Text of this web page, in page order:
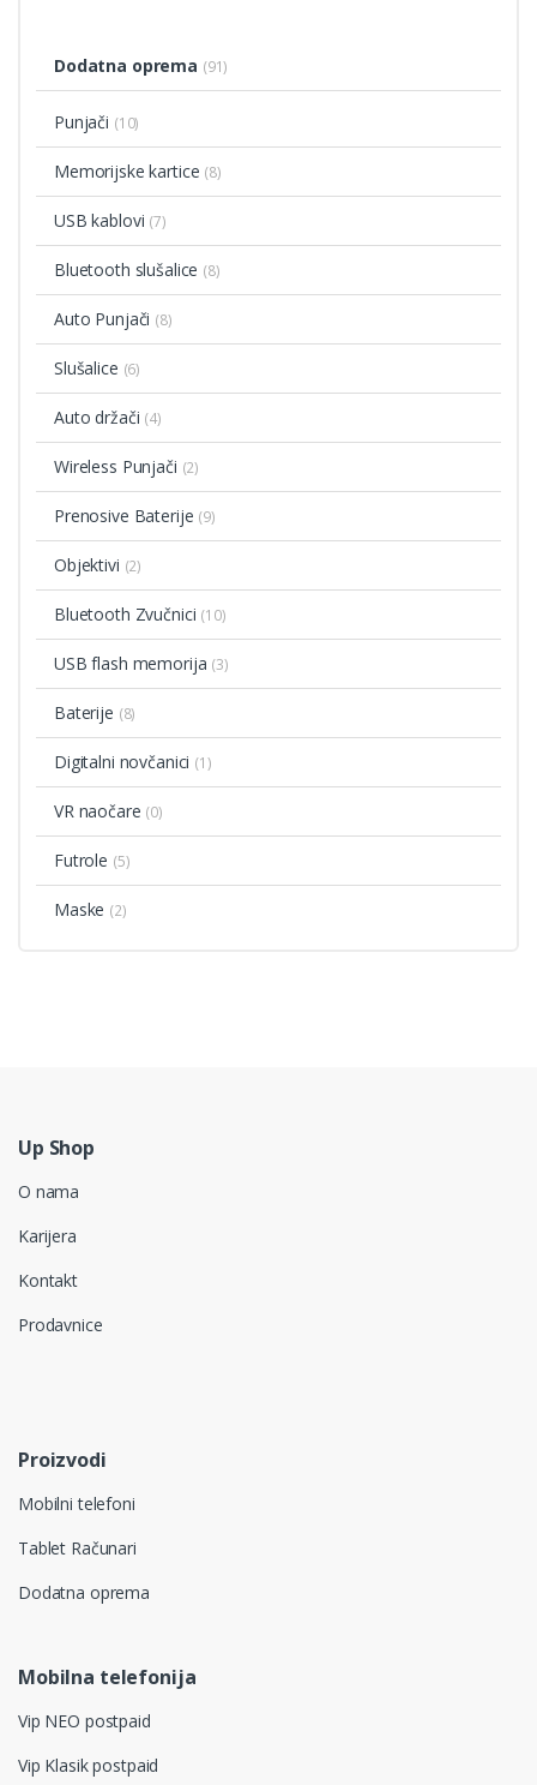
Dodatna oprema (91)
Punjači (10)
Memorijske kartice (8)
USB kablovi (7)
Bluetooth slušalice (8)
Auto Punjači (8)
Slušalice (6)
Auto držači (4)
Wireless Punjači (2)
Prenosive Baterije (9)
Objektivi (2)
Bluetooth Zvučnici (10)
USB flash memorija (3)
Baterije (8)
Digitalni novčanici (1)
VR naočare (0)
Futrole (5)
Maske (2)
Up Shop
O nama
Karijera
Kontakt
Prodavnice
Proizvodi
Mobilni telefoni
Tablet Računari
Dodatna oprema
Mobilna telefonija
Vip NEO postpaid
Vip Klasik postpaid